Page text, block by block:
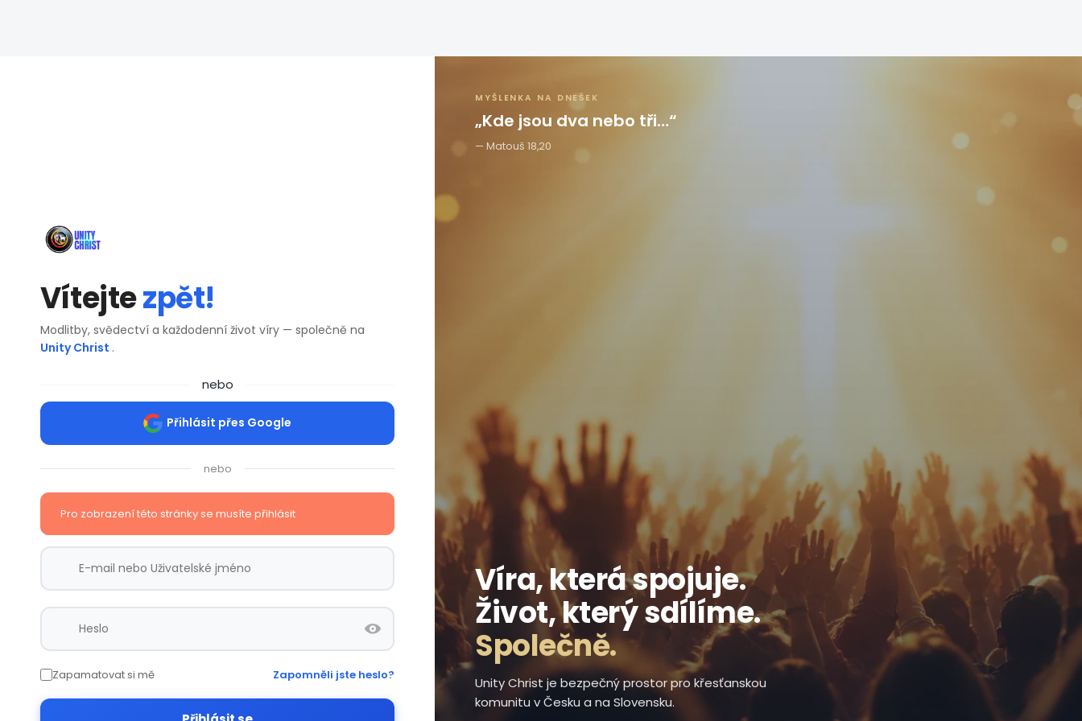
Vítejtezpět!
Modlitby, svědectví a každodenní život víry — společně na
Unity Christ .
nebo
Přihlásit přes Google
nebo
Pro zobrazení této stránky se musíte přihlásit
Zapamatovat si mě Zapomněli jste heslo?
Víra, která spojuje.
Život, který sdílíme.
Společně.
Unity Christ je bezpečný prostor pro křesťanskou
komunitu v Česku a na Slovensku.
MYŠLENKA NA DNEŠEK
„Kde jsou dva nebo tři…“
Matouš 18,20